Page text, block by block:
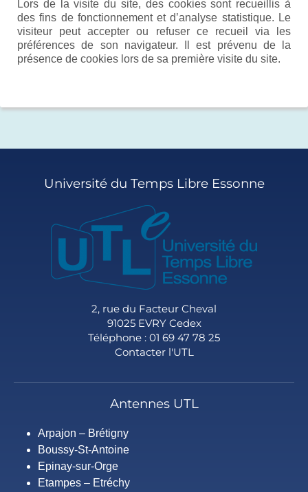
Lors de la visite du site, des cookies sont recueillis à
des fins de fonctionnement et d’analyse statistique. Le
visiteur peut accepter ou refuser ce recueil via les
préférences de son navigateur. Il est prévenu de la
présence de cookies lors de sa première visite du site.
Université du Temps Libre Essonne
2, rue du Facteur Cheval
91025 EVRY Cedex
Téléphone : 01 69 47 78 25
Contacter l'UTL
Antennes UTL
Arpajon – Brétigny
Boussy-St-Antoine
Epinay-sur-Orge
Etampes – Etréchy